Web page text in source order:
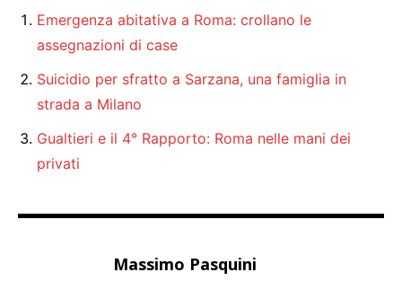
Emergenza abitativa a Roma: crollano le
assegnazioni di case
Suicidio per sfratto a Sarzana, una famiglia in
strada a Milano
Gualtieri e il 4° Rapporto: Roma nelle mani dei
privati
Massimo Pasquini